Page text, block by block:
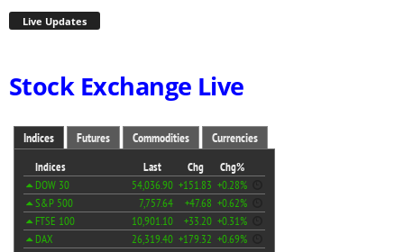
Live Updates
Stock Exchange Live